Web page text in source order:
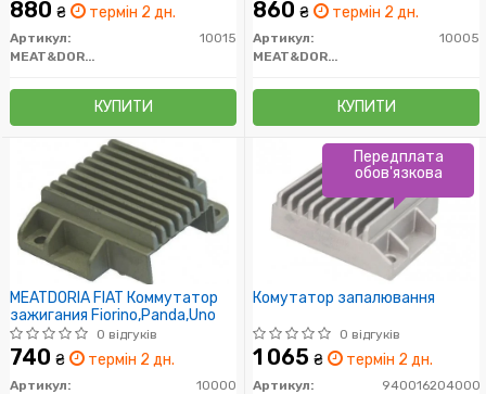
880 ₴ термін 2 дн.
Артикул:
10015
MEAT&DORIA
КУПИТИ
860 ₴ термін 2 дн.
Артикул:
10005
MEAT&DORIA
КУПИТИ
MEATDORIA FIAT Коммутатор
зажигания Fiorino,Panda,Uno
0 відгуків
740 ₴ термін 2 дн.
Артикул:
10000
Комутатор запалювання
0 відгуків
1 065 ₴ термін 2 дн.
Артикул:
940016204000
Передплата
обов'язкова